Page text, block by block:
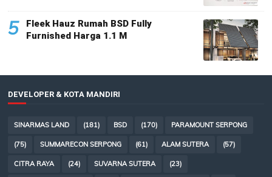
5
Fleek Hauz Rumah BSD Fully
Furnished Harga 1.1 M
DEVELOPER & KOTA MANDIRI
SINARMAS LAND (181) BSD (170) PARAMOUNT SERPONG
(75) SUMMARECON SERPONG (61) ALAM SUTERA (57)
CITRA RAYA (24) SUVARNA SUTERA (23)